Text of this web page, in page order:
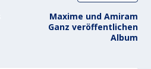
Maxime und Amiram
Ganz veröffentlichen
Album